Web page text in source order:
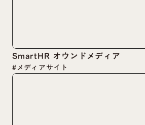
SmartHR オウンドメディア
#メディアサイト